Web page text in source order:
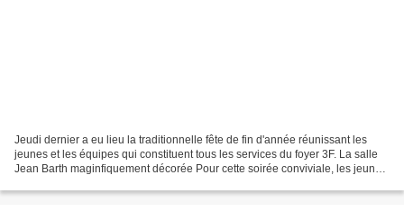
Jeudi dernier a eu lieu la traditionnelle fête de fin d'année réunissant les
jeunes et les équipes qui constituent tous les services du foyer 3F. La salle
Jean Barth maginfiquement décorée Pour cette soirée conviviale, les jeunes